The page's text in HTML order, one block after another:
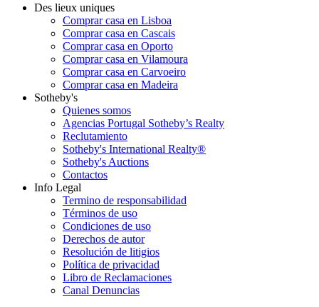
Des lieux uniques
Comprar casa en Lisboa
Comprar casa en Cascais
Comprar casa en Oporto
Comprar casa en Vilamoura
Comprar casa en Carvoeiro
Comprar casa en Madeira
Sotheby's
Quienes somos
Agencias Portugal Sotheby’s Realty
Reclutamiento
Sotheby's International Realty®
Sotheby's Auctions
Contactos
Info Legal
Termino de responsabilidad
Términos de uso
Condiciones de uso
Derechos de autor
Resolución de litigios
Política de privacidad
Libro de Reclamaciones
Canal Denuncias